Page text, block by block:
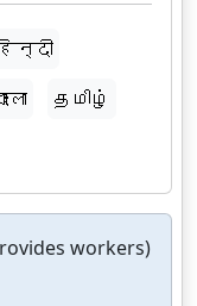
தமிழ்
workers)